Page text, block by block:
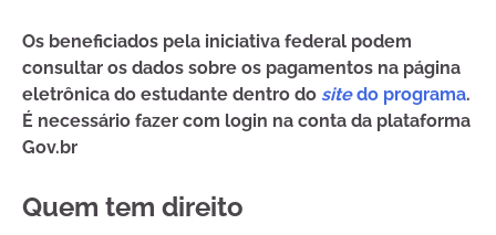
Os beneficiados pela iniciativa federal podem
consultar os dados sobre os pagamentos na página
eletrônica do estudante dentro do sitedo programa.
É necessário fazer com login na conta da plataforma
Gov.br
Quem tem direito